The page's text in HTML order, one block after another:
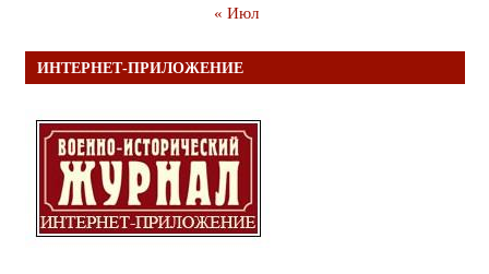
« Июл
ИНТЕРНЕТ-ПРИЛОЖЕНИЕ